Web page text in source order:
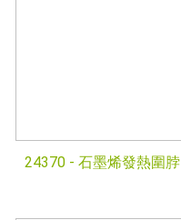
24370 - 石墨烯發熱圍脖